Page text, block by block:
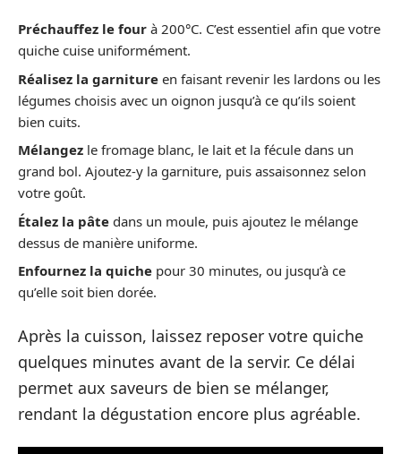
Préchauffez le four à 200°C. C’est essentiel afin que votre
quiche cuise uniformément.
Réalisez la garniture en faisant revenir les lardons ou les
légumes choisis avec un oignon jusqu’à ce qu’ils soient
bien cuits.
Mélangez le fromage blanc, le lait et la fécule dans un
grand bol. Ajoutez-y la garniture, puis assaisonnez selon
votre goût.
Étalez la pâte dans un moule, puis ajoutez le mélange
dessus de manière uniforme.
Enfournez la quiche pour 30 minutes, ou jusqu’à ce
qu’elle soit bien dorée.
Après la cuisson, laissez reposer votre quiche
quelques minutes avant de la servir. Ce délai
permet aux saveurs de bien se mélanger,
rendant la dégustation encore plus agréable.